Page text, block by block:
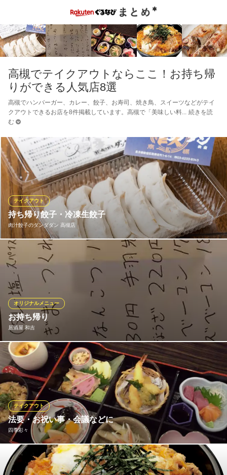
高槻でテイクアウトならここ！お持ち帰
りができる人気店8選
高槻でハンバーガー、カレー、餃子、お寿司、焼き鳥、スイーツなどがテイ
クアウトできるお店を8件掲載しています。高槻で「美味しい料
続きを読
む
持ち帰り餃子・冷凍生餃子
肉汁餃子のダンダダン 高槻店
テイクアウト
ダンダダンでは肉汁餃子をお持ち帰りいただくことできます。持
ち帰ってすぐに食べたい場合は”肉汁焼餃子”を、家で調理して食べ
たい場合は”冷凍生餃子”をお求めください。冷凍生餃子には美味し
い作り方のご案内も一緒にお渡ししております。また冷凍生餃子
は、ダンダダン公式オンラィンストアから。
肉汁餃子のダンダダン 高槻店
肉汁溢れる餃子とビール
ＪＲ京都線高槻駅 徒歩3分
大阪府高槻市高槻町12-18
お持ち帰り
居酒屋 和吉
オリジナルメニュー
暫くの間はお持ち帰りのみになります！
居酒屋 和吉
高槻 居酒屋 摂津富田
阪急京都線富田駅 徒歩20分
大阪府高槻市寿町3-33-24
法要・お祝い事・会議などに
四季彩々
テイクアウト
仕出しやお弁当などのお持ち帰り頂ける品物もご用意させて頂き
ます。ご法要やお祝い事、会議などのお食事にご利用頂けます。